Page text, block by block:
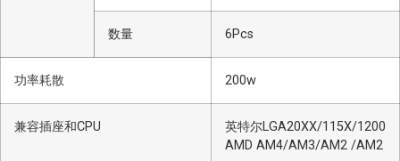
数量 6Pcs
功率耗散 200w
兼容插座和CPU
英特尔LGA20XX/115X/1200
AMD AM4/AM3/AM2 /AM2